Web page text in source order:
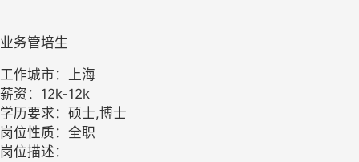
业务管培生
工作城市：上海
薪资：12k-12k
学历要求：硕士,博士
岗位性质：全职
岗位描述：